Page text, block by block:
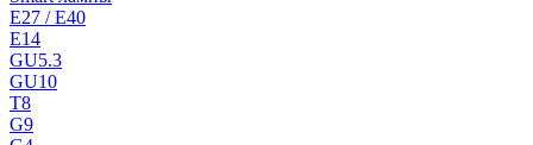
E27 / E40
E14
GU5.3
GU10
T8
G9